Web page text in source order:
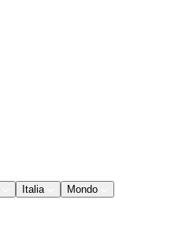
Italia
Mondo